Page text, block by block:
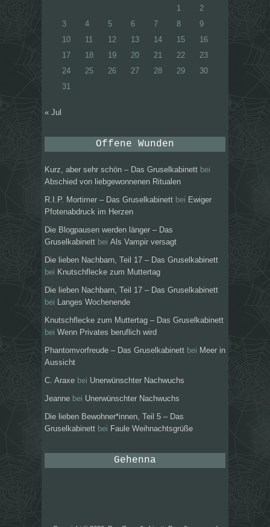
1
2
3
4 5 6 7 8
9
10
11 12 13 14 15
16
17
18 19 20 21 22
23
24
25 26 27 28 29
30
31
« Jul
Offene Wunden
Kurz, aber sehr schön – Das Gruselkabinett bei
Abschied von liebgewonnenen Ritualen
R.I.P. Mortimer – Das Gruselkabinett bei Ewiger
Pfotenabdruck im Herzen
Die Blogpausen werden länger – Das
Gruselkabinett bei Als Vampir versagt
Die lieben Nachbarn, Teil 17 – Das Gruselkabinett
bei Knutschflecke zum Muttertag
Die lieben Nachbarn, Teil 17 – Das Gruselkabinett
bei
Langes Wochenende
Knutschflecke zum Muttertag – Das Gruselkabinett
bei Wenn Privates beruflich wird
Phantomvorfreude – Das Gruselkabinett bei Meer in
Aussicht
C. Araxe bei Unerwünschter Nachwuchs
Jeanne bei Unerwünschter Nachwuchs
Die lieben Bewohner*innen, Teil 5 – Das
Gruselkabinett bei Faule Weihnachtsgrüße
Gehenna